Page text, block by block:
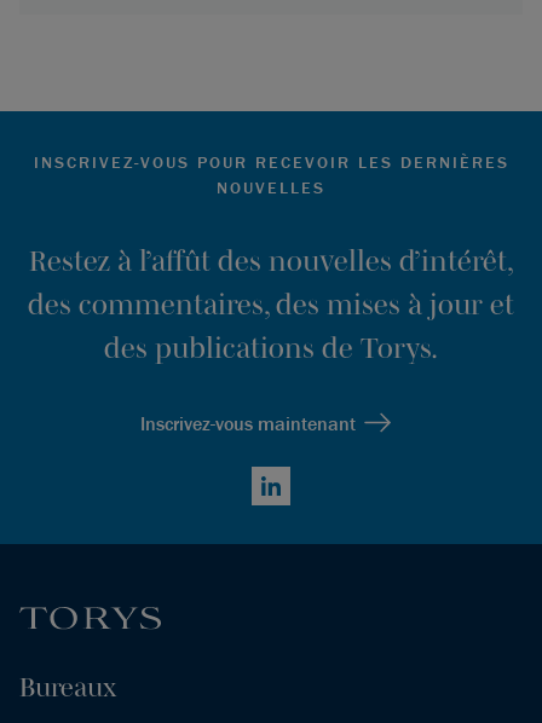
INSCRIVEZ-VOUS POUR RECEVOIR LES DERNIÈRES
NOUVELLES
Restez à l’affût des nouvelles d’intérêt,
des commentaires, des mises à jour et
des publications de Torys.
Inscrivez-vous maintenant
LinkedIn
Bureaux